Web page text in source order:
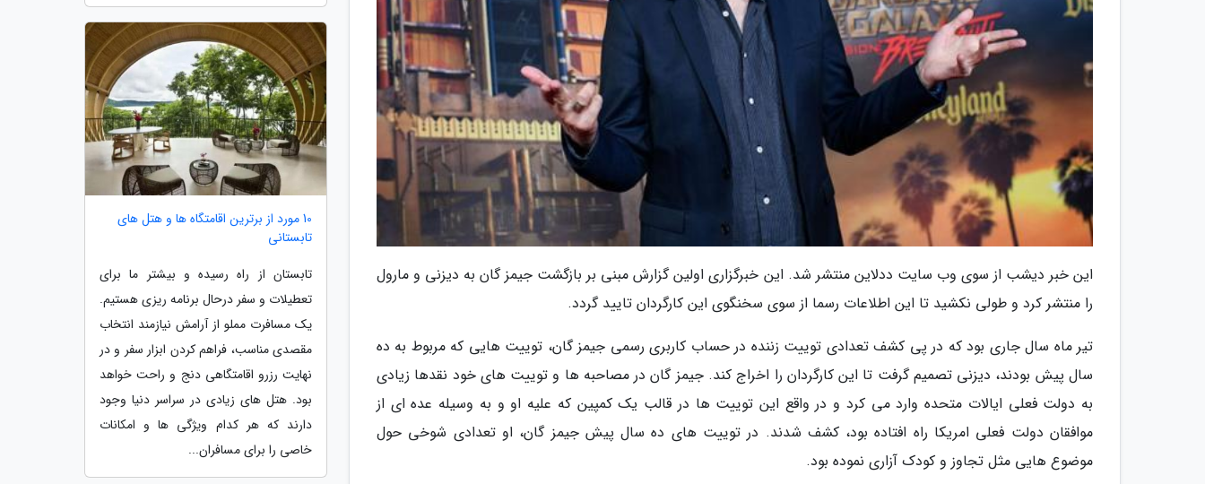
این خبر دیشب از سوی وب سایت ددلاین منتشر شد. این خبرگزاری اولین گزارش مبنی بر بازگشت جیمز گان به دیزنی و مارول
را منتشر کرد و طولی نکشید تا این اطلاعات رسما از سوی سخنگوی این کارگردان تایید گردد.
تیر ماه سال جاری بود که در پی کشف تعدادی توییت زننده در حساب کاربری رسمی جیمز گان، توییت هایی که مربوط به ده
سال پیش بودند، دیزنی تصمیم گرفت تا این کارگردان را اخراج کند. جیمز گان در مصاحبه ها و توییت های خود نقدها زیادی
به دولت فعلی ایالات متحده وارد می کرد و در واقع این توییت ها در قالب یک کمپین که علیه او و به وسیله عده ای از
موافقان دولت فعلی امریکا راه افتاده بود، کشف شدند. در توییت های ده سال پیش جیمز گان، او تعدادی شوخی حول
موضوع هایی مثل تجاوز و کودک آزاری نموده بود.
10 مورد از برترین اقامتگاه ها و هتل های
تابستانی
تابستان از راه رسیده و بیشتر ما برای
تعطیلات و سفر درحال برنامه ریزی هستیم.
یک مسافرت مملو از آرامش نیازمند انتخاب
مقصدی مناسب، فراهم کردن ابزار سفر و در
نهایت رزرو اقامتگاهی دنج و راحت خواهد
بود. هتل های زیادی در سراسر دنیا وجود
دارند که هر کدام ویژگی ها و امکانات
خاصی را برای مسافران...